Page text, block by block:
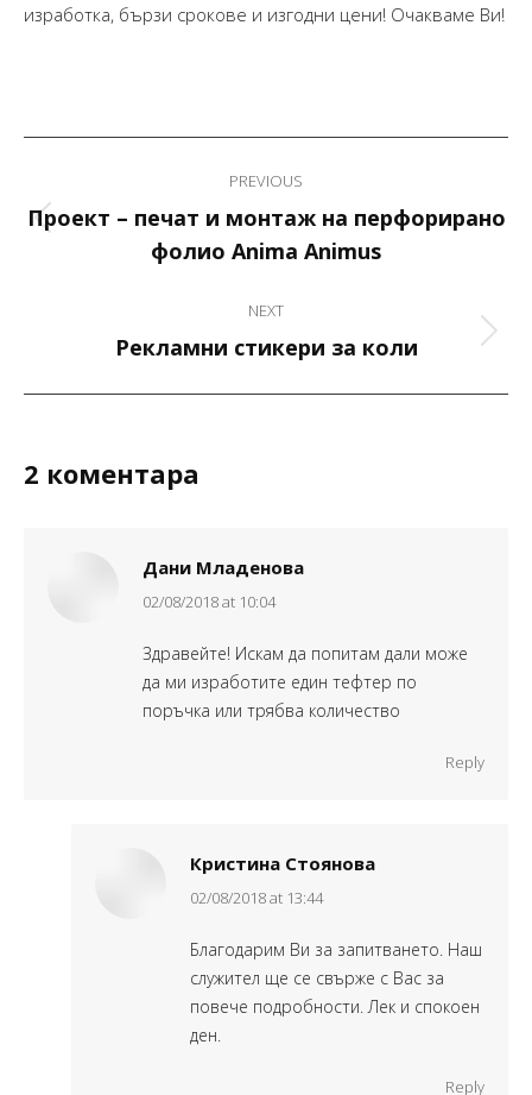
изработка, бързи срокове и изгодни цени! Очакваме Ви!
navigation
PREVIOUS
Previous
project:
Проект – печат и монтаж на перфорирано
фолио Anima Animus
NEXT
Next
Рекламни стикери за коли
2 коментара
Дани Младенова
says:
02/08/2018 at 10:04
Здравейте! Искам да попитам дали може
да ми изработите един тефтер по
поръчка или трябва количество
Reply
Кристина Стоянова
says:
02/08/2018 at 13:44
Благодарим Ви за запитването. Наш
служител ще се свърже с Вас за
повече подробности. Лек и спокоен
ден.
Reply